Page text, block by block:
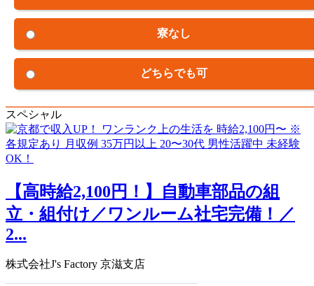
寮なし
どちらでも可
スペシャル
【高時給2,100円！】自動車部品の組
立・組付け／ワンルーム社宅完備！／
2...
株式会社J's Factory 京滋支店